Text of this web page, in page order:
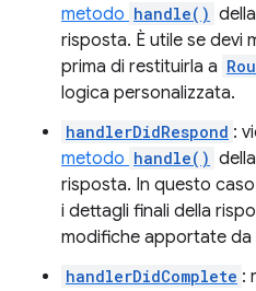
metodo handle()
risposta. È utile se devi
prima di restituirla a
logica personalizzata.
handlerDidRespond :
metodo handle()
risposta. In questo
i dettagli finali della
modifiche apportate da
handlerDidComplete :